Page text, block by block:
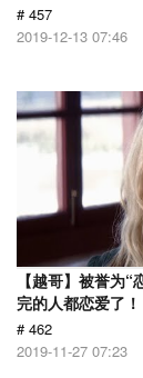
# 457
2019-12-13 07:46
【越哥】被誉为
完的人都恋爱了！
# 462
2019-11-27 07:23